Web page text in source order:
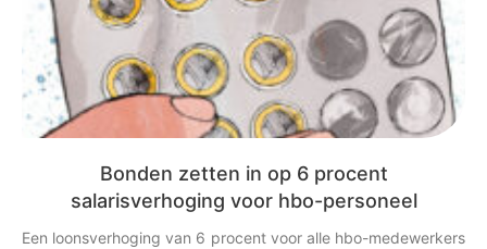
Bonden zetten in op 6 procent
salarisverhoging voor hbo-personeel
Een loonsverhoging van 6 procent voor alle hbo-medewerkers